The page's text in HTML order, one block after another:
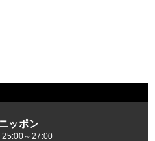
ッポン
～27:00